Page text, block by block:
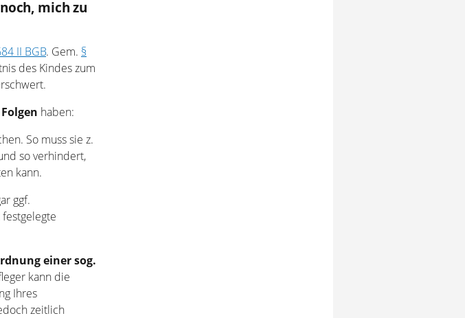
mich zu
II BGB. Gem. §
des Kindes zum
haben:
So muss sie z.
so verhindert,
kann.
ggf.
einer sog.
kann die
Ihres
zeitlich